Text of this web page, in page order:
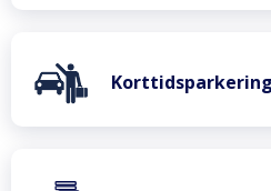
Korttidsparkering